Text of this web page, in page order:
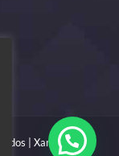
| Xamativo